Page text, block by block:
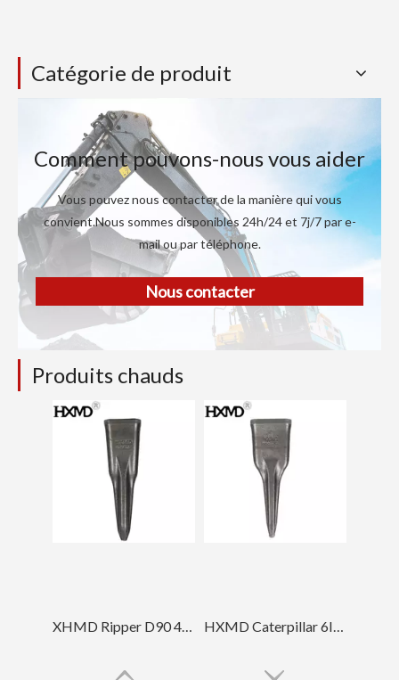
Catégorie de produit
Comment pouvons-nous vous aider
Vous pouvez nous contacter de la manière qui vous
convient.Nous sommes disponibles 24h/24 et 7j/7 par e-
mail ou par téléphone.
Nous contacter
Produits chauds
XHMD Ripper D90 4T5502TL Dent de pointe de tigre HXMD Caterpillar 6I6602TL pour E365 J600 J650 forgeant la dent de seau de tigre